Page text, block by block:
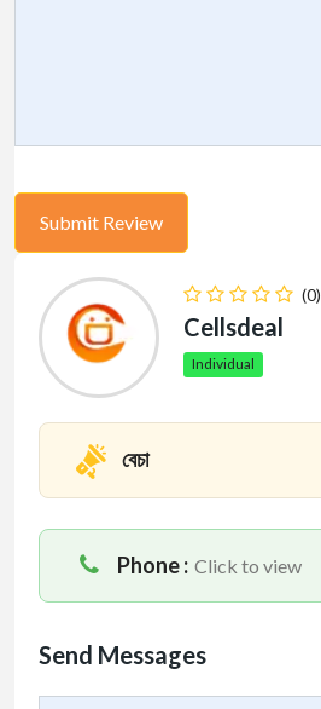
(0)
Cellsdeal
Individual
বেচা
Phone : Click to view
Send Messages